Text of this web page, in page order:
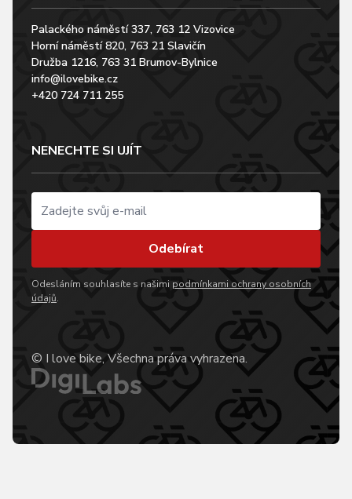
Palackého náměstí 337, 763 12 Vizovice
Horní náměstí 820, 763 21 Slavičín
Družba 1216, 763 31 Brumov-Bylnice
info@ilovebike.cz
+420 724 711 255
NENECHTE SI UJÍT
Odebírat
Odesláním souhlasíte s našimi podmínkami ochrany osobních
údajů.
© I love bike, Všechna práva vyhrazena.